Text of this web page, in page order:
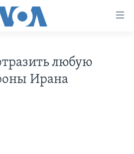
ИСТОРИЯ
любую
Ирана